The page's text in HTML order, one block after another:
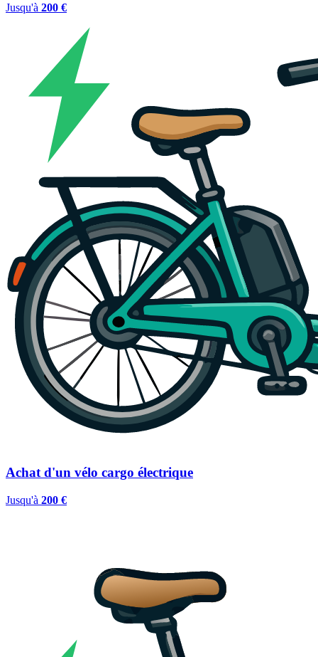
Jusqu'à 200 €
Achat d'un vélo cargo électrique
Jusqu'à 200 €